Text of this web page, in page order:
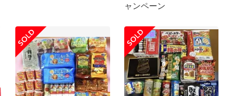
ャンペーン